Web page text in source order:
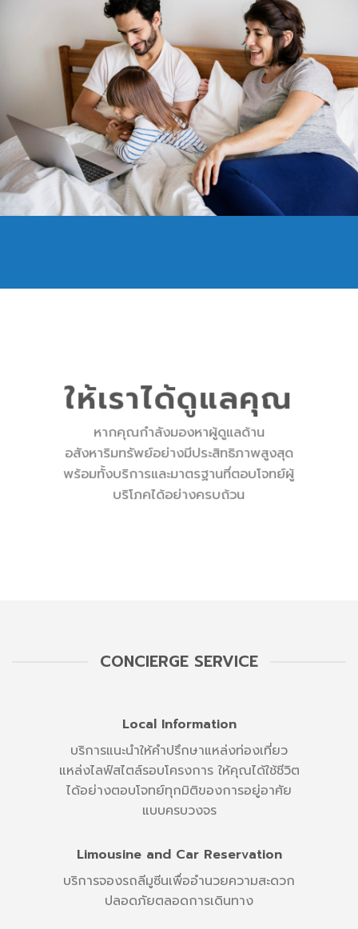
ให้เราได้ดูแลคุณ
หากคุณกำลังมองหาผู้ดูแลด้าน
อสังหาริมทรัพย์อย่างมีประสิทธิภาพสูงสุด
พร้อมทั้งบริการและมาตรฐานที่ตอบโจทย์ผู้
บริโภคได้อย่างครบถ้วน
CONCIERGE SERVICE
Local Information
บริการแนะนำให้คำปรึกษาแหล่งท่องเที่ยว
แหล่งไลฟ์สไตล์รอบโครงการ ให้คุณได้ใช้ชีวิต
ได้อย่างตอบโจทย์ทุกมิติของการอยู่อาศัย
แบบครบวงจร
Limousine and Car Reservation
บริการจองรถลีมูซีนเพื่ออำนวยความสะดวก
ปลอดภัยตลอดการเดินทาง